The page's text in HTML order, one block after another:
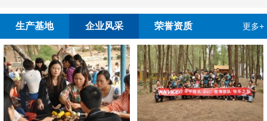
生产基地 企业风采 荣誉资质 更多+